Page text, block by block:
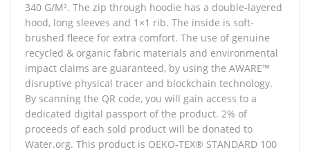
340 G/M². The zip through hoodie has a double-layered
hood, long sleeves and 1×1 rib. The inside is soft-
brushed fleece for extra comfort. The use of genuine
recycled & organic fabric materials and environmental
impact claims are guaranteed, by using the AWARE™
disruptive physical tracer and blockchain technology.
By scanning the QR code, you will gain access to a
dedicated digital passport of the product. 2% of
proceeds of each sold product will be donated to
Water.org. This product is OEKO-TEX® STANDARD 100